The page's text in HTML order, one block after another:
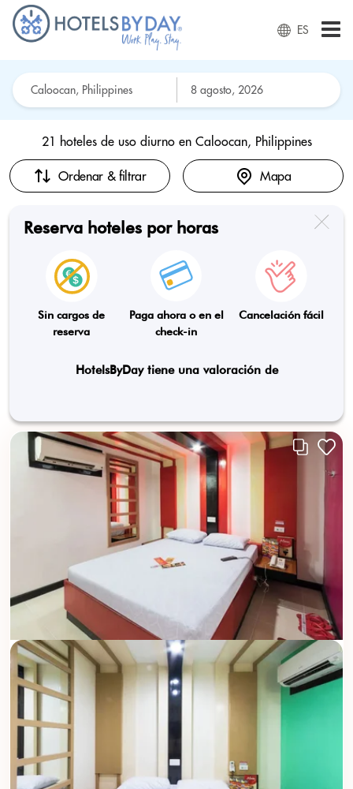
ES
21 hoteles de uso diurno en Caloocan, Philippines
Ordenar & filtrar Mapa
Reserva hoteles por horas
Sin cargos de
reserva
Paga ahora o en el
check-in
Cancelación fácil
HotelsByDay tiene una valoración de